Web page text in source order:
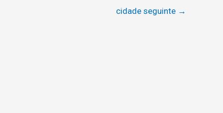
cidade seguinte →